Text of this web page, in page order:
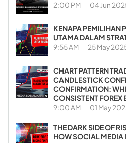
2:00 PM 04 Jun
KENAPA PEMILIHAN
UTAMA DALAM
9:55 AM 25 May
CHART PATTERN
CANDLESTICK
CONFIRMATION:
CONSISTENT FOREX
9:00 AM 01 May
THE DARK SIDE OF
HOW SOCIAL MEDIA